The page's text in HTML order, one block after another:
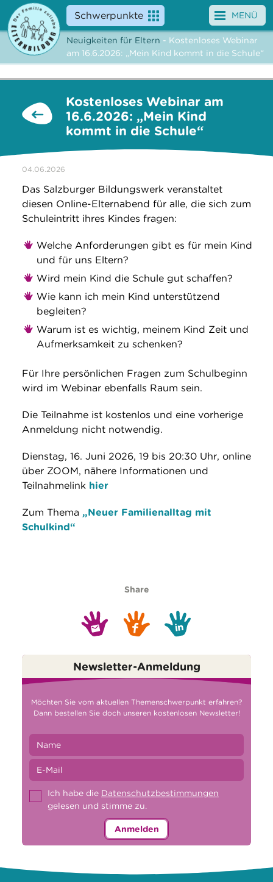
Schwerpunkte
Angebote
News
Suche
MENÜ
Neuigkeiten für Eltern - Kostenloses Webinar
am 16.6.2026: „Mein Kind kommt in die Schule“
Kostenloses Webinar am
16.6.2026: „Mein Kind
kommt in die Schule“
04.06.2026
Das Salzburger Bildungswerk veranstaltet
diesen Online-Elternabend für alle, die sich zum
Schuleintritt ihres Kindes fragen:
Welche Anforderungen gibt es für mein Kind
und für uns Eltern?
Wird mein Kind die Schule gut schaffen?
Wie kann ich mein Kind unterstützend
begleiten?
Warum ist es wichtig, meinem Kind Zeit und
Aufmerksamkeit zu schenken?
Für Ihre persönlichen Fragen zum Schulbeginn
wird im Webinar ebenfalls Raum sein.
Die Teilnahme ist kostenlos und eine vorherige
Anmeldung nicht notwendig.
Dienstag, 16. Juni 2026, 19 bis 20:30 Uhr, online
über ZOOM, nähere Informationen und
Teilnahmelink hier
Zum Thema „Neuer Familienalltag mit
Schulkind“
Share
Newsletter-Anmeldung
Möchten Sie vom aktuellen Themenschwerpunkt erfahren?
Dann bestellen Sie doch unseren kostenlosen Newsletter!
Ich habe die Datenschutzbestimmungen
gelesen und stimme zu.
Anmelden